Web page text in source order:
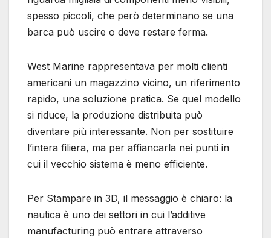
spesso piccoli, che però determinano se una
barca può uscire o deve restare ferma.
West Marine rappresentava per molti clienti
americani un magazzino vicino, un riferimento
rapido, una soluzione pratica. Se quel modello
si riduce, la produzione distribuita può
diventare più interessante. Non per sostituire
l’intera filiera, ma per affiancarla nei punti in
cui il vecchio sistema è meno efficiente.
Per Stampare in 3D, il messaggio è chiaro: la
nautica è uno dei settori in cui l’additive
manufacturing può entrare attraverso